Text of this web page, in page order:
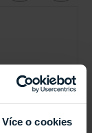
Více o cookies